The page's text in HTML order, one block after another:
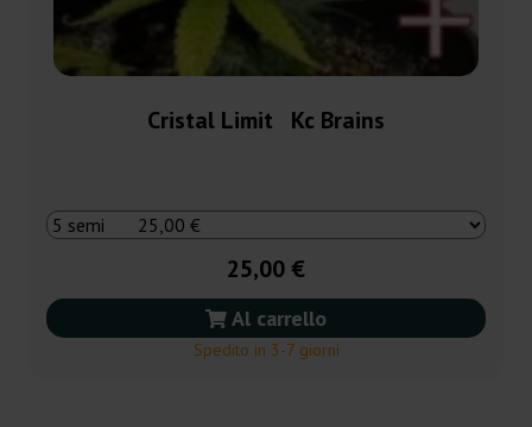
Cristal Limit Kc Brains
25,00 €
Al carrello
Spedito in 3-7 giorni